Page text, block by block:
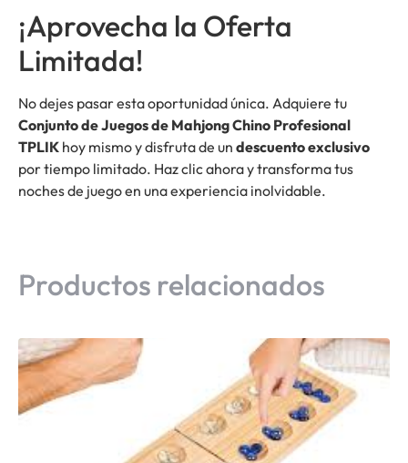
¡Aprovecha la Oferta
Limitada!
No dejes pasar esta oportunidad única. Adquiere tu
Conjunto de Juegos de Mahjong Chino Profesional
TPLIK hoy mismo y disfruta de un descuento exclusivo
por tiempo limitado. Haz clic ahora y transforma tus
noches de juego en una experiencia inolvidable.
Productos relacionados